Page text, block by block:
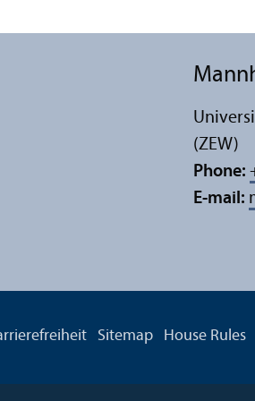
(ZEW)
Phone:
E-mail:
Sitemap House Rules